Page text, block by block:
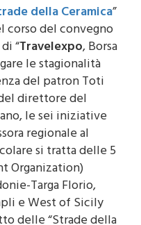
della Ceramica”
corso del convegno
“Travelexpo, Borsa
le stagionalità
del patron Toti
direttore del
le sei iniziative
regionale al
si tratta delle 5
Organization)
Targa Florio,
e West of Sicily